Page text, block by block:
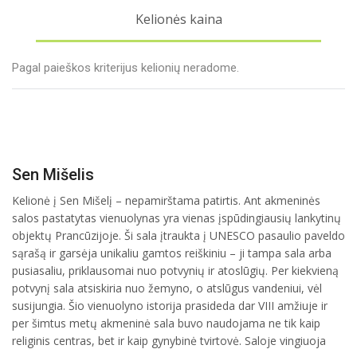
Kelionės kaina
Pagal paieškos kriterijus kelionių neradome.
Sen Mišelis
Kelionė į Sen Mišelį – nepamirštama patirtis. Ant akmeninės
salos pastatytas vienuolynas yra vienas įspūdingiausių lankytinų
objektų Prancūzijoje. Ši sala įtraukta į UNESCO pasaulio paveldo
sąrašą ir garsėja unikaliu gamtos reiškiniu – ji tampa sala arba
pusiasaliu, priklausomai nuo potvynių ir atoslūgių. Per kiekvieną
potvynį sala atsiskiria nuo žemyno, o atslūgus vandeniui, vėl
susijungia. Šio vienuolyno istorija prasideda dar VIII amžiuje ir
per šimtus metų akmeninė sala buvo naudojama ne tik kaip
religinis centras, bet ir kaip gynybinė tvirtovė. Saloje vingiuoja